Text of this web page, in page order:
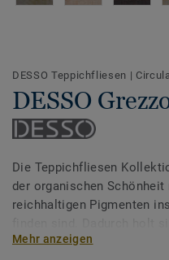
DESSO Teppichfliesen |
DESSO
Die Teppichfliesen
der organischen
reichhaltigen Pigmenten
nach drinnen und schafft
Mehr anzeigen